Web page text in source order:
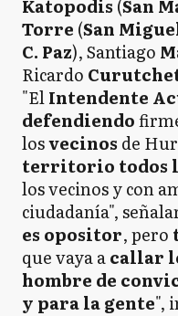
Katopodis (San
Torre (San
C. Paz), Santiago
Ricardo
"ElIntendente
defendiendo
losvecinos de
territorio todos
los vecinos y con
ciudadanía",
es opositor, pero
que vaya acallar
hombre de
y para la gente",